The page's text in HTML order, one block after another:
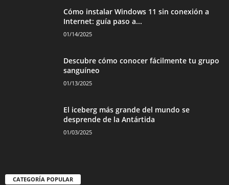
Cómo instalar Windows 11 sin conexión a
Internet: guía paso a...
01/14/2025
Descubre cómo conocer fácilmente tu grupo
sanguíneo
01/13/2025
El iceberg más grande del mundo se
desprende de la Antártida
01/03/2025
CATEGORÍA POPULAR